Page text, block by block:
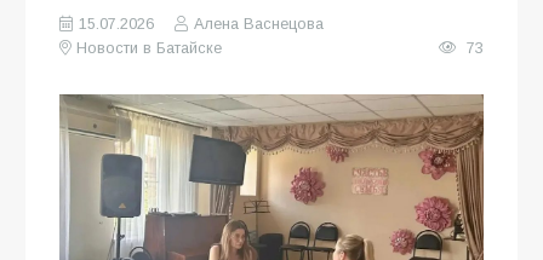
15.07.2026
Алена Васнецова
Новости в Батайске
73